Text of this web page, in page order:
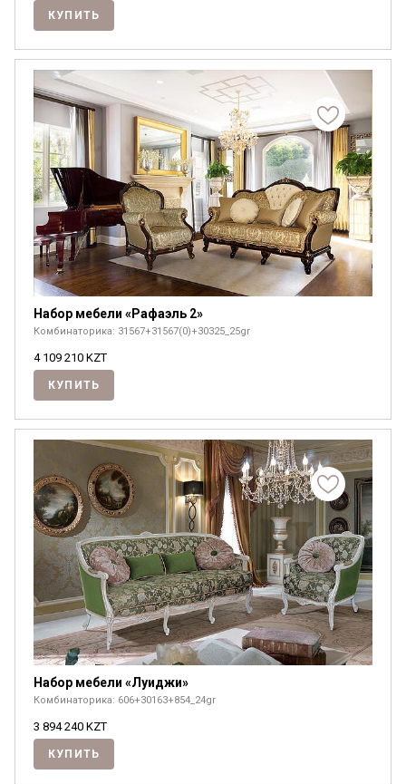
Я ознакомлен сПолитикойв отношении
обработки персональных данных и
согласен на их обработку.
КУПИТЬ
Набор мебели «Рафаэль 2»
Комбинаторика: 31567+31567(0)+30325_25gr
4 109 210 KZT
КУПИТЬ
Набор мебели «Луиджи»
Комбинаторика: 606+30163+854_24gr
3 894 240 KZT
КУПИТЬ